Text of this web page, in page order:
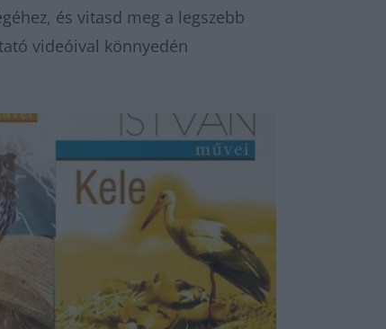
és vitasd meg a legszebb
videóival könnyedén